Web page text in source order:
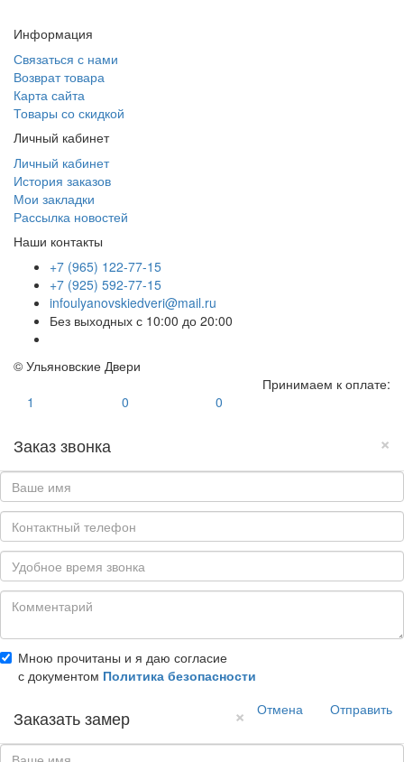
Информация
Связаться с нами
Возврат товара
Карта сайта
Товары со скидкой
Личный кабинет
Личный кабинет
История заказов
Мои закладки
Рассылка новостей
Наши контакты
+7 (965) 122-77-15
+7 (925) 592-77-15
infoulyanovskiedveri@mail.ru
Без выходных с 10:00 до 20:00
© Ульяновские Двери
Принимаем к оплате:
1
0 0
×
Заказ звонка
Мною прочитаны и я даю согласие
с документом Политика безопасности
Отмена
Отправить
×
Заказать замер